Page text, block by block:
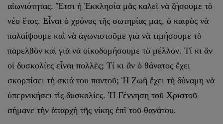
αἰωνιότητας. Ἔτσι ἡ Ἐκκλησία μᾶς καλεῖ νὰ ζήσουμε τὸ
νέο ἕτος. Εἶναι ὁ χρόνος τῆς σωτηρίας μας, ὁ καιρὸς νὰ
παλαίψουμε καὶ νὰ ἀγωνιστοῦμε γιὰ νὰ τιμήσουμε τὸ
παρελθὸν καὶ γιὰ νὰ οἰκοδομήσουμε τὸ μέλλον. Τί κι ἂν
οἱ δυσκολίες εἶναι πολλὲς; Τί κι ἂν ὁ θάνατος ἔχει
σκορπίσει τὴ σκιά του παντοῦ; Ἡ Ζωὴ ἔχει τὴ δύναμη νὰ
ὑπερνικήσει τὶς δυσκολίες. Ἡ Γέννηση τοῦ Χριστοῦ
σήμανε τὴν ἀπαρχὴ τῆς νίκης ἐπὶ τοῦ θανάτου.